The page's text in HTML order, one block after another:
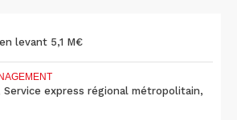
levant 5,1 M€
Service express régional métropolitain,